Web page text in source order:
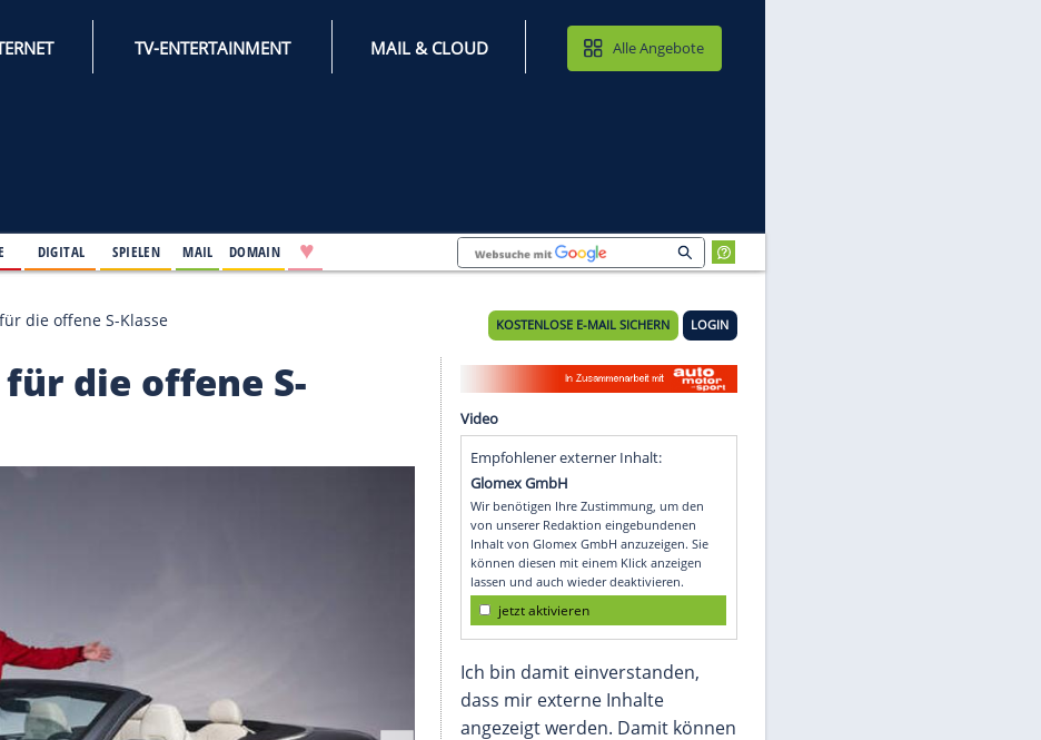
INTERNET TV-ENTERTAINMENT MAIL & CLOUD
KOSTENLOSE E-MAIL SICHERN
für die offene S-Klasse
für die offene S-
Video
Empfohlener externer Inhalt:
Glomex GmbH
können diesen mit einem Klick anzeigen
lassen und auch wieder deaktivieren.
jetzt aktivieren